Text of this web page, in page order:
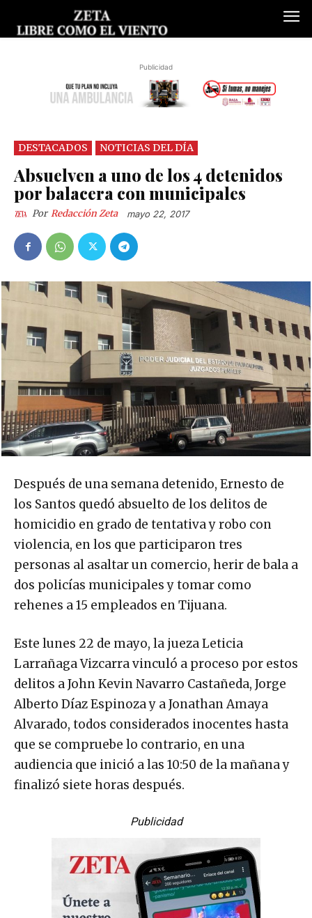
Publicidad
DESTACADOS NOTICIAS DEL DÍA
Absuelven a uno de los 4 detenidos
por balacera con municipales
Por Redacción Zeta mayo 22, 2017
Después de una semana detenido, Ernesto de
los Santos quedó absuelto de los delitos de
homicidio en grado de tentativa y robo con
violencia, en los que participaron tres
personas al asaltar un comercio, herir de bala a
dos policías municipales y tomar como
rehenes a 15 empleados en Tijuana.
Este lunes 22 de mayo, la jueza Leticia
Larrañaga Vizcarra vinculó a proceso por estos
delitos a John Kevin Navarro Castañeda, Jorge
Alberto Díaz Espinoza y a Jonathan Amaya
Alvarado, todos considerados inocentes hasta
que se compruebe lo contrario, en una
audiencia que inició a las 10:50 de la mañana y
finalizó siete horas después.
Publicidad